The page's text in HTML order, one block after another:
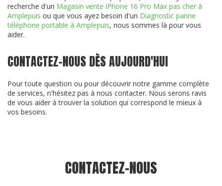
recherche d'un Magasin vente iPhone 16 Pro Max pas cher à
Amplepuis ou que vous ayez besoin d'un Diagnostic panne
téléphone portable à Amplepuis, nous sommes là pour vous
aider.
CONTACTEZ-NOUS DÈS AUJOURD'HUI
Pour toute question ou pour découvrir notre gamme complète
de services, n'hésitez pas à nous contacter. Nous serons ravis
de vous aider à trouver la solution qui correspond le mieux à
vos besoins.
CONTACTEZ-NOUS